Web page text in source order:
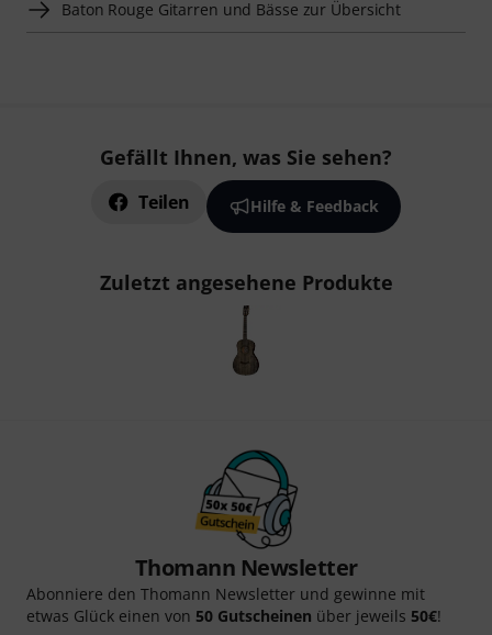
Baton Rouge Gitarren und Bässe zur Übersicht
Gefällt Ihnen, was Sie sehen?
Teilen Hilfe & Feedback
Zuletzt angesehene Produkte
Thomann Newsletter
Abonniere den Thomann Newsletter und gewinne mit
etwas Glück einen von 50 Gutscheinen über jeweils 50€!